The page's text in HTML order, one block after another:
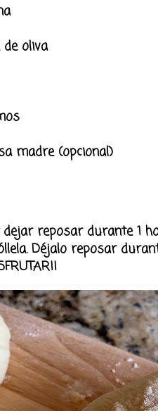
oliva
madre (opcional)
reposar durante 1
Déjalo reposar